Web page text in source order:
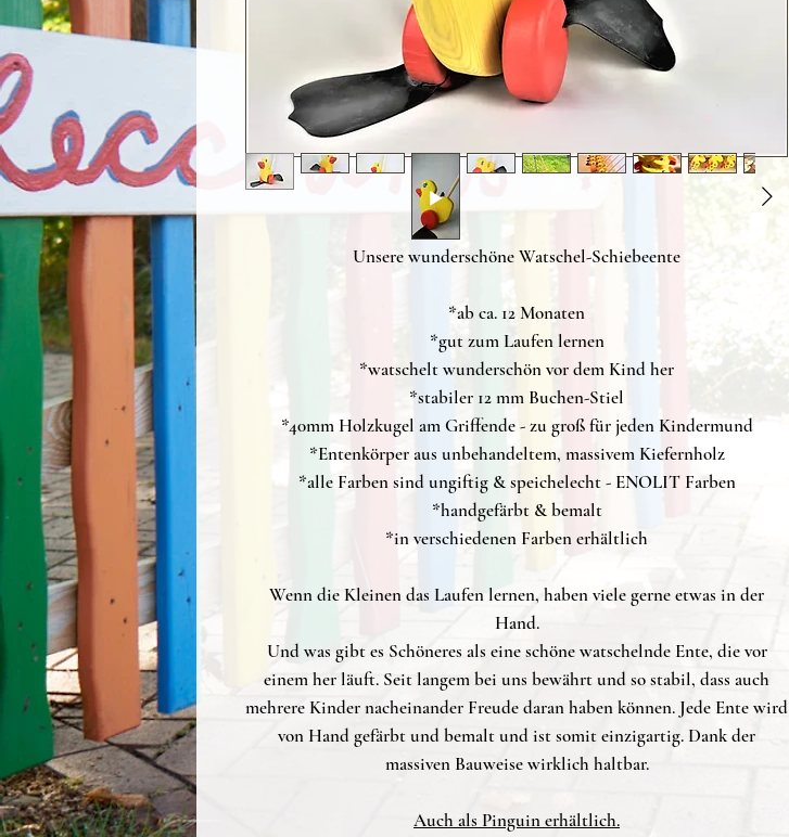
Unsere wunderschöne Watschel-Schiebeente
*ab ca. 12 Monaten
*gut zum Laufen lernen
*watschelt wunderschön vor dem Kind her
*stabiler 12 mm Buchen-Stiel
*40mm Holzkugel am Griffende - zu groß für jeden Kindermund
*Entenkörper aus unbehandeltem, massivem Kiefernholz
*alle Farben sind ungiftig & speichelecht - ENOLIT Farben
*handgefärbt & bemalt
*in verschiedenen Farben erhältlich
Wenn die Kleinen das Laufen lernen, haben viele gerne etwas in der
Hand.
Und was gibt es Schöneres als eine schöne watschelnde Ente, die vor
einem her läuft. Seit langem bei uns bewährt und so stabil, dass auch
mehrere Kinder nacheinander Freude daran haben können. Jede Ente wird
von Hand gefärbt und bemalt und ist somit einzigartig. Dank der
massiven Bauweise wirklich haltbar.
Auch als Pinguin erhältlich.